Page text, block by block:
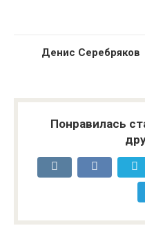
Денис Серебряков
Понравилась